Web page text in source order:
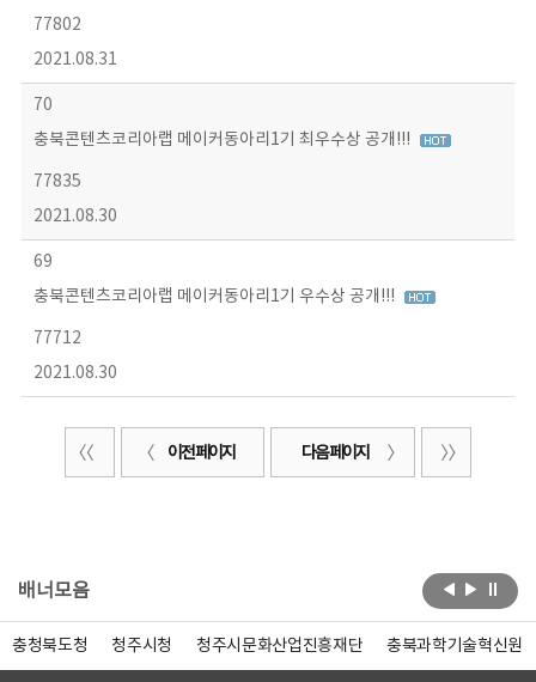
77802
2021.08.31
70
충북콘텐츠코리아랩 메이커동아리1기 최우수상 공개!!!
77835
2021.08.30
69
충북콘텐츠코리아랩 메이커동아리1기 우수상 공개!!!
77712
2021.08.30
이전 페이지 다음 페이지
배너모음
충청북도청 청주시청 청주시문화산업진흥재단 충북과학기술혁신원